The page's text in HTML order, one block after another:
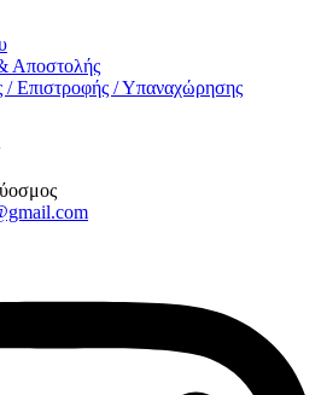
Αποστολής
/ Επιστροφής / Υπαναχώρησης